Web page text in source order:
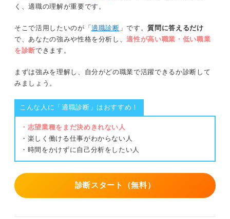
く、適職の理解が重要です。
そこで活用したいのが「適職診断 」です。質問に答えるだけ
で、あなたの強みや性格を分析し、適性が高い職業・低い職業
を診断できます。
まずは強みを理解し、自分がどの職業で活躍できるか診断して
みましょう。
こんな人に「適職診断」はおすすめ！
・志望業種をまだ決めきれない人
・楽しく働ける仕事がわからない人
・時間をかけずに自己分析をしたい人
診断スタート（無料）